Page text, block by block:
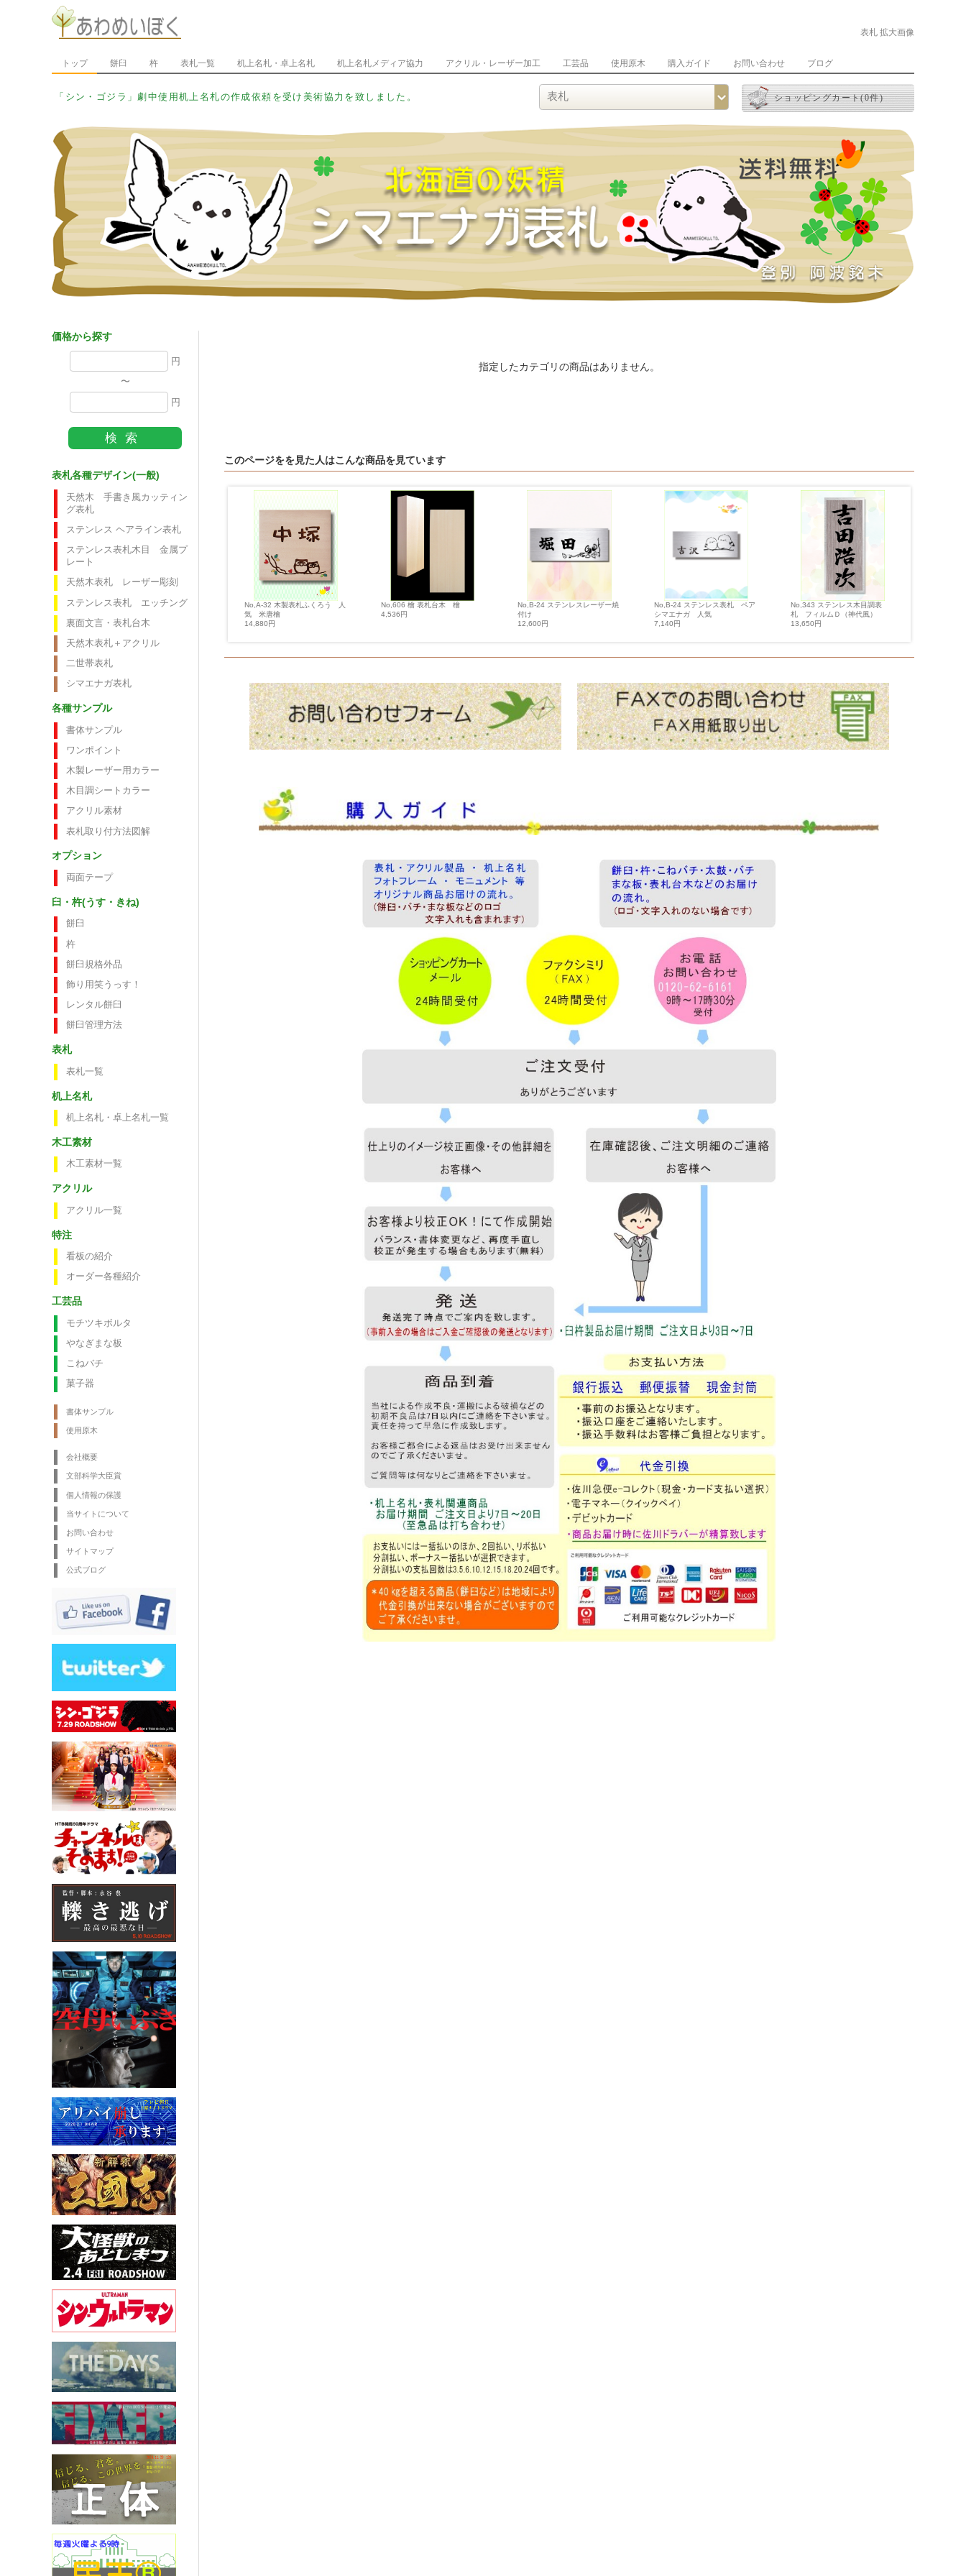
表札 拡大画像
トップ 餅臼 杵 表札一覧 机上名札・卓上名札 机上名札メディア協力 アクリル・レーザー加工 工芸品 使用原木 購入ガイド お問い合わせ ブログ
「シン・_ ショッピングカート(0件)
価格から探す
円
〜
円
表札各種デザイン(一般)
天然木 手書き風カッティン
グ表札
ステンレス ヘアライン表札
ステンレス表札木目 金属プ
レート
天然木表札 レーザー彫刻
ステンレス表札 エッチング
裏面文言・表札台木
天然木表札＋アクリル
二世帯表札
シマエナガ表札
各種サンプル
書体サンプル
ワンポイント
木製レーザー用カラー
木目調シートカラー
アクリル素材
表札取り付方法図解
オプション
両面テープ
臼・杵(うす・きね)
餅臼
杵
餅臼規格外品
飾り用笑うっす！
レンタル餅臼
餅臼管理方法
表札
表札一覧
机上名札
机上名札・卓上名札一覧
木工素材
木工素材一覧
アクリル
アクリル一覧
特注
看板の紹介
オーダー各種紹介
工芸品
モチツキボルタ
やなぎまな板
こねバチ
菓子器
書体サンプル
使用原木
会社概要
文部科学大臣賞
個人情報の保護
当サイトについて
お問い合わせ
サイトマップ
公式ブログ
指定したカテゴリの商品はありません。
このページをを見た人はこんな商品を見ています
ステンレスレーザー焼
No,B-25 ステンレス表札 シマ
7,140円
No,A-32 木製表札ふくろう 人
気 米唐檜
14,880円
No,606 檜 表札台木 檜
4,536円
No,B-24 ステンレスレーザー焼
付け
12,600円
No,B-24 ステンレス表札 ペア
シマエナガ 人気
7,140円
No,343 ステンレス木目調表
札 フィルムＤ（神代風）
13,650円